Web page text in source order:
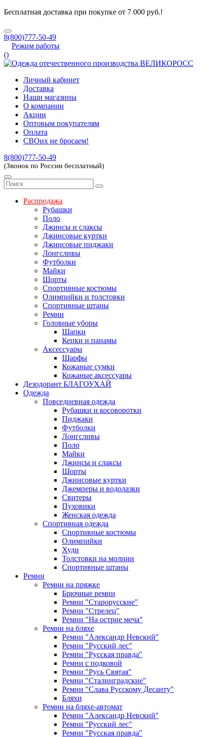
Бесплатная доставка при покупке от 7 000 руб.!
8(800)777-50-49
Режим работы
()
Личный кабинет
Доставка
Наши магазины
О компании
Акции
Оптовым покупателям
Оплата
СВОих не бросаем!
8(800)777-50-49
(Звонок по России бесплатный)
Распродажа
Рубашки
Поло
Джинсы и слаксы
Джинсовые куртки
Джинсовые пиджаки
Лонгсливы
Футболки
Майки
Шорты
Спортивные костюмы
Олимпийки и толстовки
Спортивные штаны
Ремни
Головные уборы
Шапки
Кепки и панамы
Аксессуары
Шарфы
Кожаные сумки
Кожаные аксессуары
Дезодорант БЛАГОУХАЙ
Одежда
Повседневная одежда
Рубашки и косоворотки
Пиджаки
Футболки
Лонгсливы
Поло
Майки
Джинсы и слаксы
Шорты
Джинсовые куртки
Джемперы и водолазки
Свитеры
Пуховики
Женская одежда
Спортивная одежда
Спортивные костюмы
Олимпийки
Худи
Толстовки на молнии
Спортивные штаны
Ремни
Ремни на пряжке
Брючные ремни
Ремни "Старорусские"
Ремни "Стрелец"
Ремни "На острие меча"
Ремни на бляхе
Ремни "Александр Невский"
Ремни "Русский лес"
Ремни "Русская правда"
Ремни с подковой
Ремни "Русь Святая"
Ремни "Сталинградские"
Ремни "Слава Русскому Десанту"
Бляхи
Ремни на бляхе-автомат
Ремни "Александр Невский"
Ремни "Русский лес"
Ремни "Русская правда"